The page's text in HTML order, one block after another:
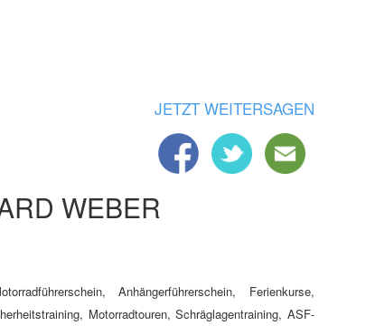
JETZT WEITERSAGEN
WEBER
Anhängerführerschein, Ferienkurse,
Motorradtouren, Schräglagentraining, ASF-